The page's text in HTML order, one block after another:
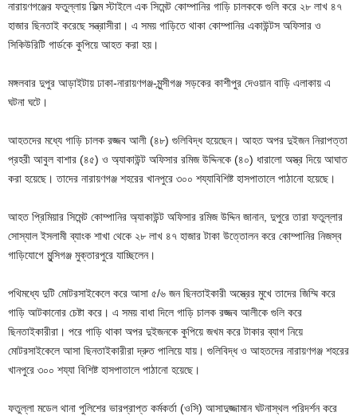
নারায়ণগঞ্জের ফতুল্লায় ফিল্ম স্টাইলে এক সিমেন্ট কোম্পানির গাড়ি চালককে গুলি করে ২৮ লাখ ৪৭
হাজার ছিনতাই করেছে সন্ত্রাসীরা। এ সময় গাড়িতে থাকা কোম্পানির একাউন্টস অফিসার ও
সিকিউরিটি গার্ডকে কুপিয়ে আহত করা হয়।
মঙ্গলবার দুপুর আড়াইটায় ঢাকা-নারায়ণগঞ্জ-মুন্সীগঞ্জ সড়কের কাশীপুর দেওয়ান বাড়ি এলাকায় এ
ঘটনা ঘটে।
আহতদের মধ্যে গাড়ি চালক রজ্জব আলী (৪৮) গুলিবিদ্ধ হয়েছেন। আহত অপর দুইজন নিরাপত্তা
প্রহরী আবুল বাশার (৪৫) ও অ্যাকাউন্ট অফিসার রমিজ উদ্দিনকে (৪০) ধারালো অস্ত্র দিয়ে আঘাত
করা হয়েছে। তাদের নারায়ণগঞ্জ শহরের খানপুরে ৩০০ শয্যাবিশিষ্ট হাসপাতালে পাঠানো হয়েছে।
আহত প্রিমিয়ার সিমেন্ট কোম্পানির অ্যাকাউন্ট অফিসার রমিজ উদ্দিন জানান, দুপুরে তারা ফতুল্লার
সোস্যাল ইসলামী ব্যাংক শাখা থেকে ২৮ লাখ ৪৭ হাজার টাকা উত্তোলন করে কোম্পানির নিজস্ব
গাড়িযোগে মুন্সিগঞ্জ মুক্তারপুরে যাচ্ছিলেন।
পথিমধ্যে দুটি মোটরসাইকেলে করে আসা ৫/৬ জন ছিনতাইকারী অস্ত্রের মুখে তাদের জিম্মি করে
গাড়ি আটকানোর চেষ্টা করে। এ সময় বাধা দিলে গাড়ি চালক রজ্জব আলীকে গুলি করে
ছিনতাইকারীরা। পরে গাড়ি থাকা অপর দুইজনকে কুপিয়ে জখম করে টাকার ব্যাগ নিয়ে
মোটরসাইকেলে আসা ছিনতাইকারীরা দ্রুত পালিয়ে যায়। গুলিবিদ্ধ ও আহতদের নারায়ণগঞ্জ শহরের
খানপুরে ৩০০ শয্যা বিশিষ্ট হাসপাতালে পাঠানো হয়েছে।
ফতুল্লা মডেল থানা পুলিশের ভারপ্রাপ্ত কর্মকর্তা (ওসি) আসাদুজ্জামান ঘটনাস্থল পরিদর্শন করে